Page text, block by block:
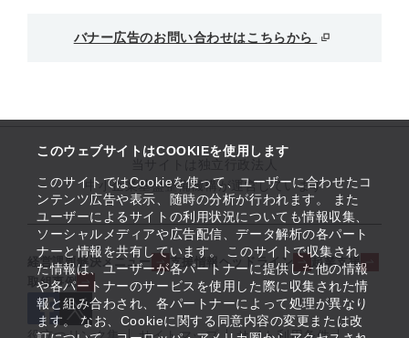
このウェブサイトはCOOKIEを使用します
このサイトではCookieを使って、ユーザーに合わせたコ
ンテンツ広告や表示、随時の分析が行われます。 また
ユーザーによるサイトの利用状況についても情報収集、
ソーシャルメディアや広告配信、データ解析の各パート
ナーと情報を共有しています。 このサイトで収集され
た情報は、ユーザーが各パートナーに提供した他の情報
や各パートナーのサービスを使用した際に収集された情
報と組み合わされ、各パートナーによって処理が異なり
ます。 なお、Cookieに関する同意内容の変更または改
バナー広告のお問い合わせはこちらから
中小企業基盤整備機構が運営しています
経営課題解決メニュー 支援情報ヘッドライン
起業支援
取組事例